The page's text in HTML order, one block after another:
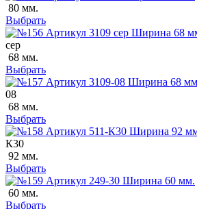
80 мм.
Выбрать
сер
68 мм.
Выбрать
08
68 мм.
Выбрать
К30
92 мм.
Выбрать
60 мм.
Выбрать